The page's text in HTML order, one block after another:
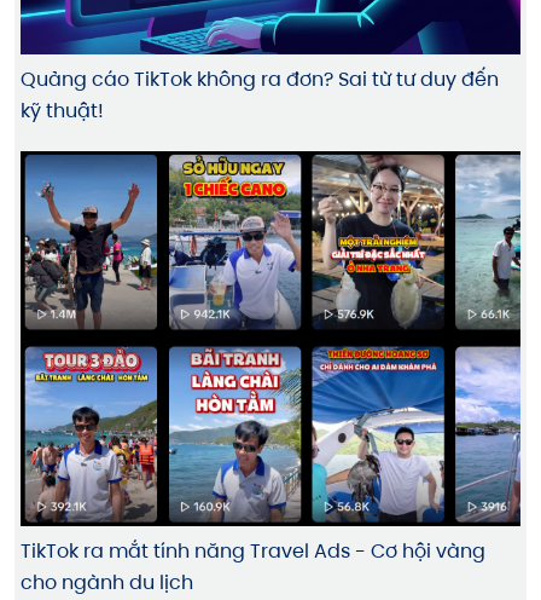
Quảng cáo TikTok không ra đơn? Sai từ tư duy đến
kỹ thuật!
TikTok ra mắt tính năng Travel Ads - Cơ hội vàng
cho ngành du lịch